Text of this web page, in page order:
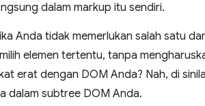
dalam markup itu sendiri.
Anda tidak memerlukan salah satu
elemen tertentu, tanpa
erat dengan DOM Anda? Nah, di
dalam subtree DOM Anda.